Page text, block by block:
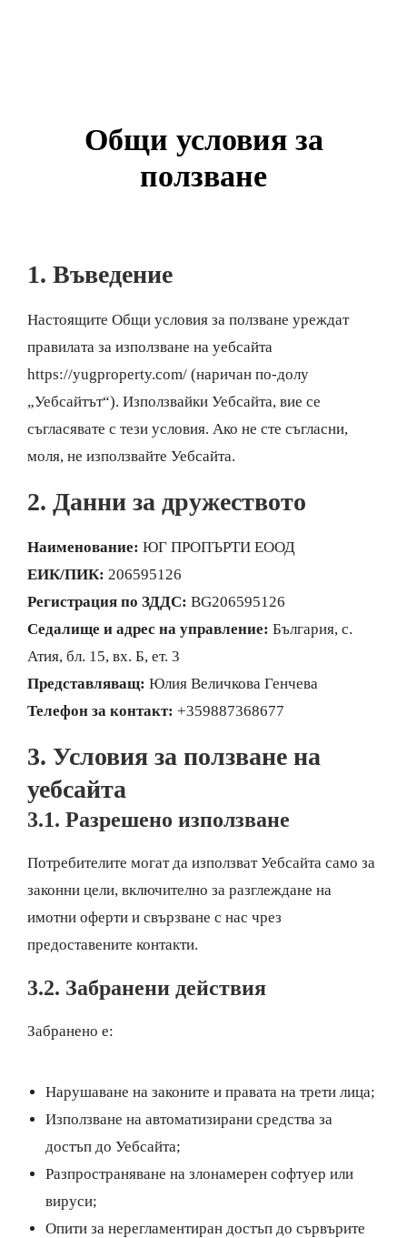
Общи условия за
ползване
1. Въведение
Настоящите Общи условия за ползване уреждат
правилата за използване на уебсайта
https://yugproperty.com/ (наричан по-долу
„Уебсайтът“). Използвайки Уебсайта, вие се
съгласявате с тези условия. Ако не сте съгласни,
моля, не използвайте Уебсайта.
2. Данни за дружеството
Наименование: ЮГ ПРОПЪРТИ ЕООД
ЕИК/ПИК: 206595126
Регистрация по ЗДДС: BG206595126
Седалище и адрес на управление: България, с.
Атия, бл. 15, вх. Б, ет. 3
Представляващ: Юлия Величкова Генчева
Телефон за контакт: +359887368677
3. Условия за ползване на
уебсайта
3.1. Разрешено използване
Потребителите могат да използват Уебсайта само за
законни цели, включително за разглеждане на
имотни оферти и свързване с нас чрез
предоставените контакти.
3.2. Забранени действия
Забранено е:
Нарушаване на законите и правата на трети лица;
Използване на автоматизирани средства за
достъп до Уебсайта;
Разпространяване на злонамерен софтуер или
вируси;
Опити за нерегламентиран достъп до сървърите